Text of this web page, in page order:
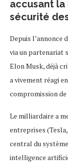
accusant
sécurité
Depuis l’annonce
via un partenariat
Elon Musk, déjà
a vivement réagi
compromission de
Le milliardaire a
entreprises
central du
intelligence